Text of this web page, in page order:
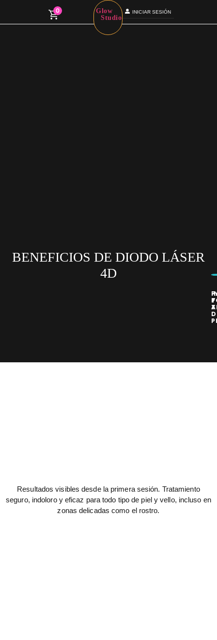
INICIAR SESIÓN
Glow
Studio
0
BENEFICIOS DE DIODO LÁSER
4D
Resultados visibles desde la primera sesión. Tratamiento
seguro, indoloro y eficaz para todo tipo de piel y vello, incluso en
zonas delicadas como el rostro.